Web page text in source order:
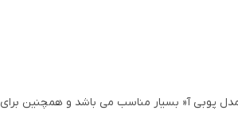
ترموود بتنی 20*60 می باشد.قیمت محصول نسبت به مدل پوبی آ« بسیار مناسب می باشد و همچنین برای